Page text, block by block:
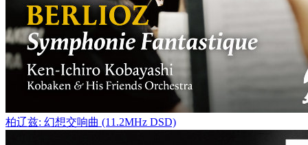
柏辽兹: 幻想交响曲 (11.2MHz DSD)